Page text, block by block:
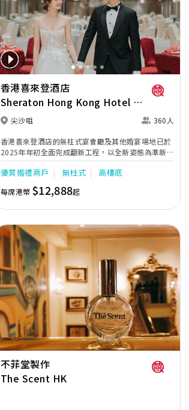
Previous Next
香港喜來登酒店
Sheraton Hong Kong Hotel &
Towers
尖沙咀 360人
香港喜來登酒店的無柱式宴會廳及其他婚宴場地已於
2025年年初全面完成翻新工程，以全新姿態為準新人
打造完美無瑕的優雅婚宴。全新裝修的高樓底無柱式
宴會廳以淺灰色、大地色及古銅色為主調，天花懸吊
的螺旋形Swarovski LED水晶吊燈，氣派不凡；宴會
廳配備了最先進的設備如內置LED 幕牆、液晶投影機
和屏幕，是優雅浪漫囍宴的理想場地；而小巧雅致的
會場地，即可舉辦私人雅致的輕婚宴或浪漫溫馨的證
婚典禮，迎合不同準新人的需要。 酒店的囍宴菜譜均
由屢獲殊榮、連續17年獲米芝蓮推薦及連續7年獲黑
珍珠一鑽殊榮的天寶閣團隊主理，為婚宴匠心打造賞
心悅味美饌。 香港喜來登酒店細意殷勤的宴會團隊，
每年籌辦逾百場的大小婚宴筵席，為準新人締造非凡
婚宴。酒店更設婚宴禮賓司，專門於大日子當日緊隨
準新人左右，協調婚宴間的繁瑣細節，確保婚宴節奏
順利流暢。
優質婚禮商戶 無柱式 高樓底
每席港幣 $12,888起
不菲堂製作
The Scent HK